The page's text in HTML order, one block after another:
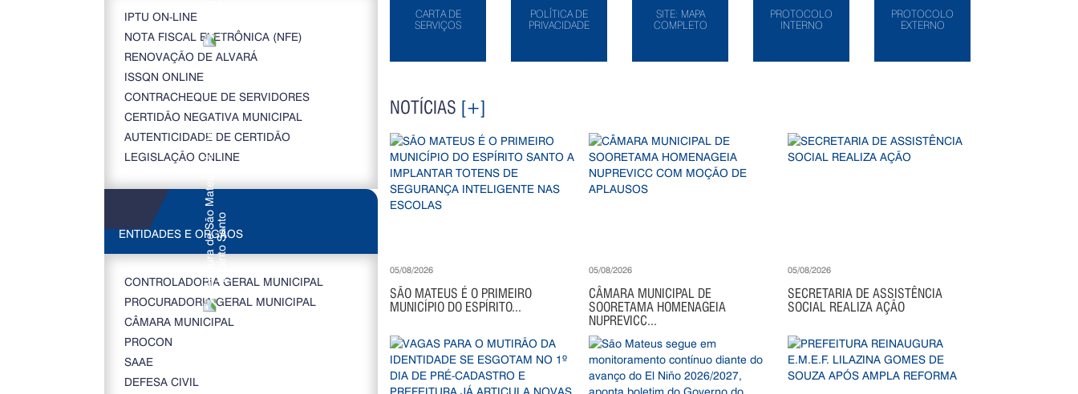
IPTU ON-LINE
NOTA FISCAL ELETRÔNICA (NFE)
RENOVAÇÃO DE ALVARÁ
ISSQN ONLINE
CONTRACHEQUE DE SERVIDORES
CERTIDÃO NEGATIVA MUNICIPAL
AUTENTICIDADE DE CERTIDÃO
LEGISLAÇÃO ONLINE
ENTIDADES E ORGÃOS
CONTROLADORIA GERAL MUNICIPAL
PROCURADORIA GERAL MUNICIPAL
CÂMARA MUNICIPAL
PROCON
SAAE
DEFESA CIVIL
CARTA DE
SERVIÇOS
POLÍTICA DE
PRIVACIDADE
SITE: MAPA
COMPLETO
PROTOCOLO
INTERNO
PROTOCOLO
EXTERNO
NOTÍCIAS [+]
05/08/2026
SÃO MATEUS É O PRIMEIRO
MUNICÍPIO DO ESPÍRITO...
05/08/2026
CÂMARA MUNICIPAL DE
SOORETAMA HOMENAGEIA
NUPREVICC...
05/08/2026
SECRETARIA DE ASSISTÊNCIA
SOCIAL REALIZA AÇÃO